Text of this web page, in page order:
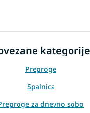
kategorije
Preproge
Spalnica
za dnevno sobo